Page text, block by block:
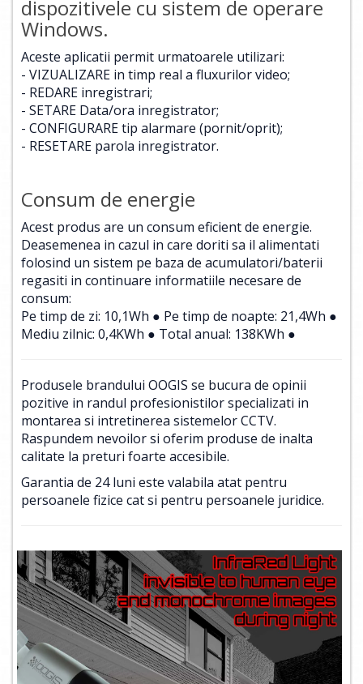
dispozitivele cu sistem de operare
Windows.
Aceste aplicatii permit urmatoarele utilizari:
- VIZUALIZARE in timp real a fluxurilor video;
- REDARE inregistrari;
- SETARE Data/ora inregistrator;
- CONFIGURARE tip alarmare (pornit/oprit);
- RESETARE parola inregistrator.
Consum de energie
Acest produs are un consum eficient de energie.
Deasemenea in cazul in care doriti sa il alimentati
folosind un sistem pe baza de acumulatori/baterii
regasiti in continuare informatiile necesare de
consum:
Pe timp de zi: 10,1Wh ● Pe timp de noapte: 21,4Wh ●
Mediu zilnic: 0,4KWh ● Total anual: 138KWh ●
Produsele brandului OOGIS se bucura de opinii
pozitive in randul profesionistilor specializati in
montarea si intretinerea sistemelor CCTV.
Raspundem nevoilor si oferim produse de inalta
calitate la preturi foarte accesibile.
Garantia de 24 luni este valabila atat pentru
persoanele fizice cat si pentru persoanele juridice.